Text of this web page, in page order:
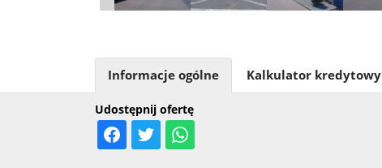
Udostępnij ofertę
Informacje ogólne Kalkulator kredytowy